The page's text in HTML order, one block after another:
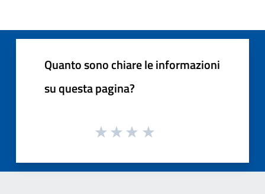
Quanto sono chiare le informazioni
su questa pagina?